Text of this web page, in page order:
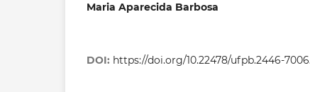
Maria Aparecida Barbosa
DOI: https://doi.org/10.22478/ufpb.2446-